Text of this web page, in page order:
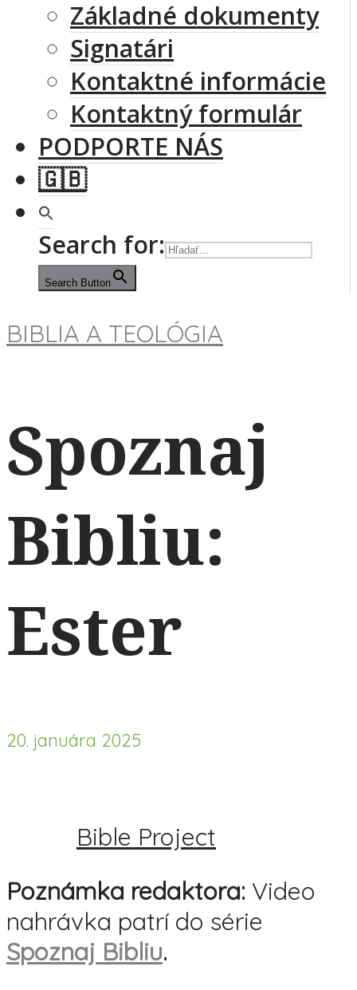
Základné dokumenty
Signatári
Kontaktné informácie
Kontaktný formulár
PODPORTE NÁS
🇬🇧
Search for:
Search Button
BIBLIA A TEOLÓGIA
Spoznaj
Bibliu:
Ester
20. januára 2025
Bible Project
Poznámka redaktora: Video
nahrávka patrí do série
Spoznaj Bibliu.